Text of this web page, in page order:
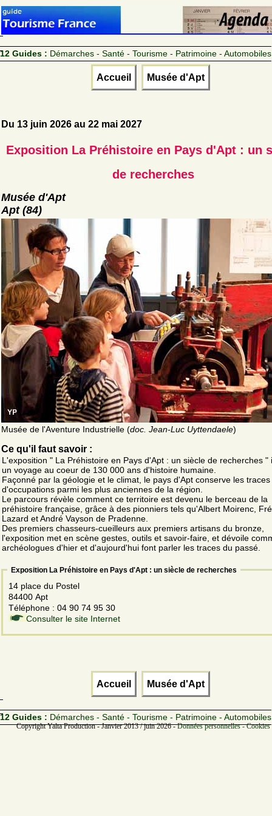
12 Guides : Démarches - Santé - Tourisme - Patrimoine - Automobiles
Accueil Musée d'Apt
Du 13 juin 2026 au 22 mai 2027
Exposition La Préhistoire en Pays d'Apt : un
de recherches
Musée d'Apt
Apt (84)
Musée de l'Aventure Industrielle (doc. Jean-Luc Uyttendaele)
Ce qu'il faut savoir :
L'exposition " La Préhistoire en Pays d'Apt : un siècle de recherches "
un voyage au coeur de 130 000 ans d'histoire humaine.
Façonné par la géologie et le climat, le pays d'Apt conserve les traces
d'occupations parmi les plus anciennes de la région.
Le parcours révèle comment ce territoire est devenu le berceau de la
préhistoire française, grâce à des pionniers tels qu'Albert Moirenc,
Lazard et André Vayson de Pradenne.
Des premiers chasseurs-cueilleurs aux premiers artisans du bronze,
l'exposition met en scène gestes, outils et savoir-faire, et dévoile
archéologues d'hier et d'aujourd'hui font parler les traces du passé.
Exposition La Préhistoire en Pays d'Apt : un siècle de recherches
14 place du Postel
84400 Apt
Téléphone : 04 90 74 95 30
Consulter le site Internet
Accueil Musée d'Apt
12 Guides : Démarches - Santé - Tourisme - Patrimoine - Automobiles
Copyright Yalta Production - Janvier 2013 / juin 2026 -Données personnelles -